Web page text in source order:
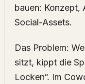
bauen: Konzept,
Social-Assets.
Das Problem:
sitzt, kippt die
Locken“. Im